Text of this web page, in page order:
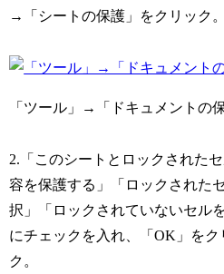
→「シートの保護」をクリック。
「ツール」→「ドキュメントの
2.「このシートとロックされた
容を保護する」「ロックされた
択」「ロックされていないセルを
にチェックを入れ、「OK」をク
ク。